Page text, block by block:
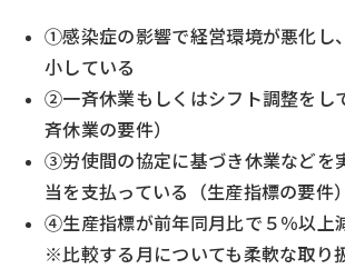
①感染症の影響で経営環境が悪化し
小している
②一斉休業もしくはシフト調整をし
斉休業の要件）
③労使間の協定に基づき休業などを
当を支払っている（生産指標の要件）
④生産指標が前年同月比で５％以上
※比較する月についても柔軟な取り